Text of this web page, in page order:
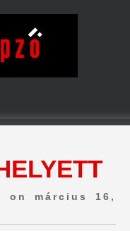
on március 16,